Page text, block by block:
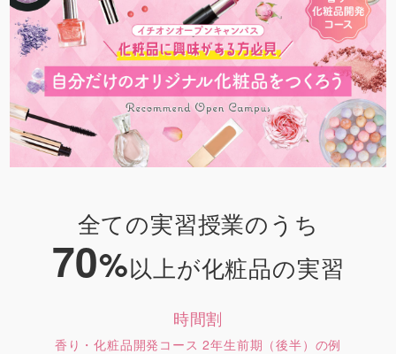
全ての実習授業のうち
70%以上が化粧品の実習
時間割
香り・化粧品開発コース 2年生前期（後半）の例